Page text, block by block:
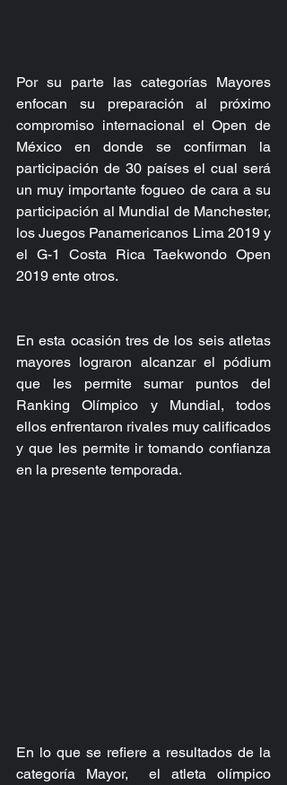
Por su parte las categorías Mayores
enfocan su preparación al próximo
compromiso internacional el Open de
México en donde se confirman la
participación de 30 países el cual será
un muy importante fogueo de cara a su
participación al Mundial de Manchester,
los Juegos Panamericanos Lima 2019 y
el G-1 Costa Rica Taekwondo Open
2019 ente otros.
En esta ocasión tres de los seis atletas
mayores lograron alcanzar el pódium
que les permite sumar puntos del
Ranking Olímpico y Mundial, todos
ellos enfrentaron rivales muy calificados
y que les permite ir tomando confianza
en la presente temporada.
En lo que se refiere a resultados de la
categoría Mayor,  el atleta olímpico